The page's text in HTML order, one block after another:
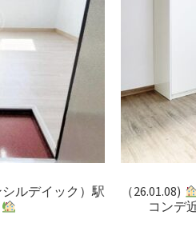
シルデイック）駅
（26.01.08)
コンデ